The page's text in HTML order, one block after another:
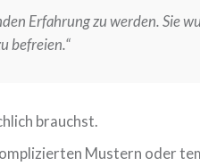
Erfahrung zu werden. Sie
befreien.“
brauchst.
Mustern oder